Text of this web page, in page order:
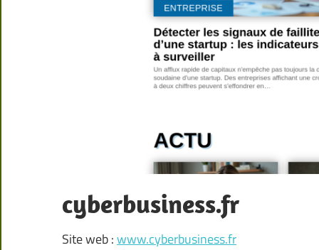
cyberbusiness.fr
Site web :www.cyberbusiness.fr